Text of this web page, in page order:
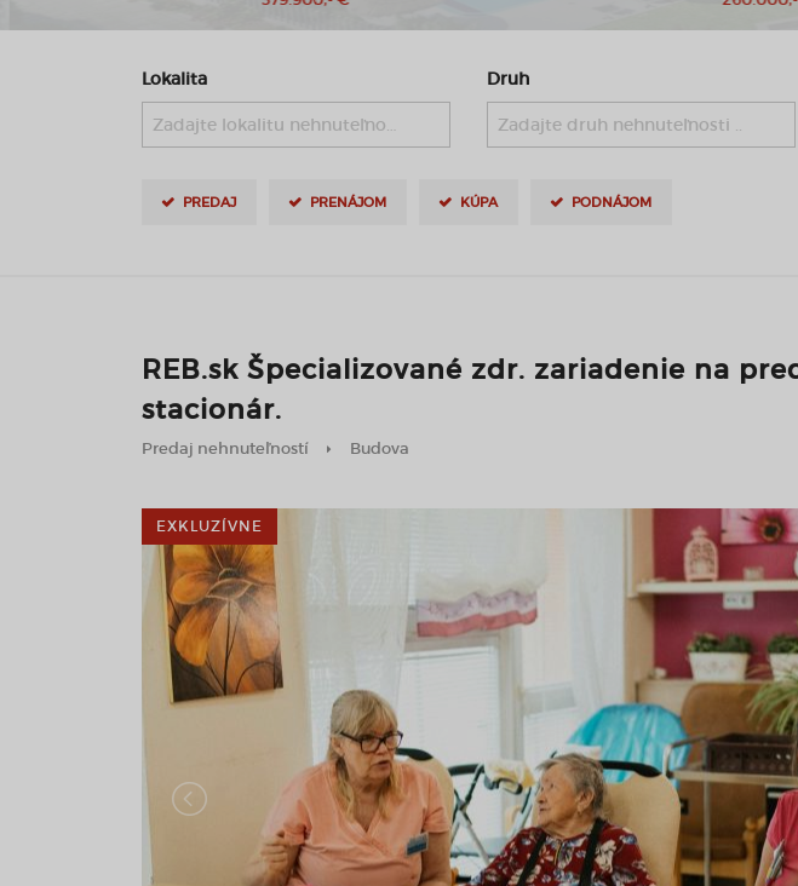
Lokalita
Zadajte lokalitu nehnuteľnosti ..
Druh
Zadajte druh nehnuteľnosti ..
PREDAJ PRENÁJOM KÚPA PODNÁJOM
REB.sk Špecializované zdr. zariadenie na
stacionár.
Predaj nehnuteľností Budova
EXKLUZÍVNE